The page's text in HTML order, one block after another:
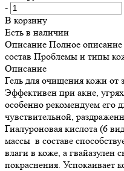
-
В корзину
Есть в наличии
Описание Полное описание
состав Проблемы и типы
Описание
Гель для очищения кожи от
Эффективен при акне,
особенно рекомендуем его
чувствительной,
Гиалуроновая кислота (6
массы в составе
влаги в коже, а гвайазулен
покраснения. Успокаивает